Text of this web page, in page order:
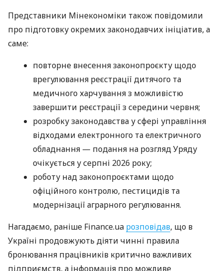
Представники Мінекономіки також повідомили
про підготовку окремих законодавчих ініціатив, а
саме:
повторне внесення законопроєкту щодо
врегулювання реєстрації дитячого та
медичного харчування з можливістю
завершити реєстрації з середини червня;
розробку законодавства у сфері управління
відходами електронного та електричного
обладнання — подання на розгляд Уряду
очікується у серпні 2026 року;
роботу над законопроєктами щодо
офіційного контролю, пестицидів та
модернізації аграрного регулювання.
Нагадаємо, раніше Finance.ua розповідав, що в
Україні продовжують діяти чинні правила
бронювання працівників критично важливих
підприємств, а інформація про можливе